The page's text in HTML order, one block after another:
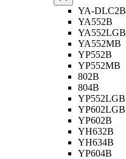
YA-DLC2B
YA552B
YA552LGB
YA552MB
YP552B
YP552MB
802B
804B
YP552LGB
YP602LGB
YP602B
YH632B
YH634B
YP604B